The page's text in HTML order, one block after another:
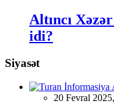
Altıncı
idi?
Siyasət
20 Fevral